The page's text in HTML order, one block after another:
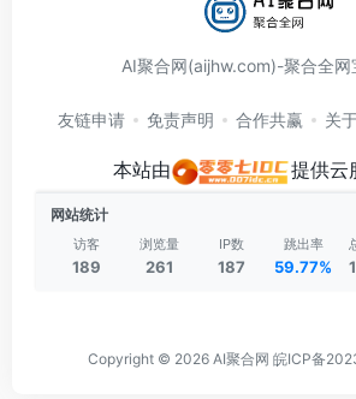
AI聚合网(aijhw.com)-聚合全网
友链申请 免责声明 合作共赢 关
本站由 提供云
网站统计
访客
189
浏览量
261
IP数
187
跳出率
59.77%
Copyright © 2026 AI聚合网 皖ICP备